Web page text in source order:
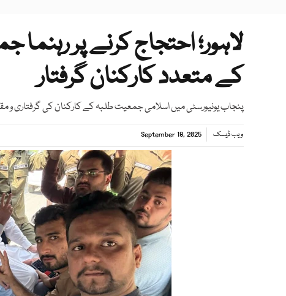
لاہور؛ احتجاج کرنے پر
کے متعدد کارکنان گرفتار
پنجاب یونیورسٹی میں اسلامی جمعیت طلبہ کے کارکنان کی گرفتاری و
ویب ڈیسک September 18, 2025